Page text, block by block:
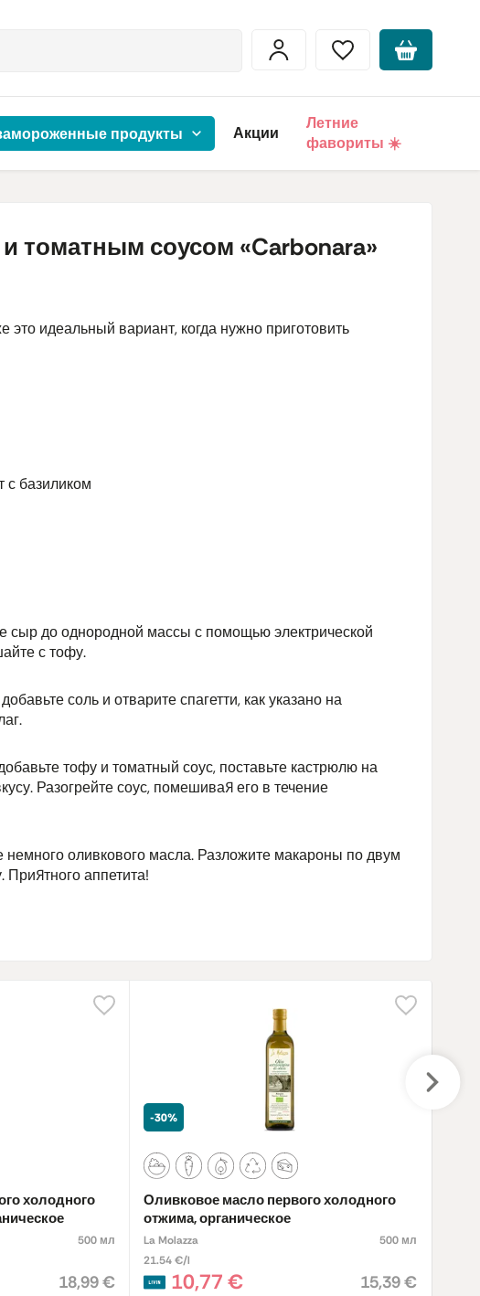
продукты Акции
Летние
фавориты ☀️
томатным соусом «Carbonara»
это идеальный вариант, когда нужно приготовить
с базиликом
сыр до однородной массы с помощью электрической
с тофу.
соль и отварите спагетти, как указано на
тофу и томатный соус, поставьте кастрюлю на
Разогрейте соус, помешивая его в течение
оливкового масла. Разложите макароны по двум
Приятного аппетита!
холодного
500 мл
18,99 €
-30%
Оливковое масло первого холодного
отжима, органическое
La Molazza
500 мл
21.54 €/l
10,77 € 15,39 €